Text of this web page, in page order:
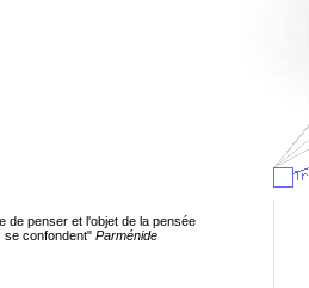
de penser et l'objet de la pensée
se confondent"Parménide